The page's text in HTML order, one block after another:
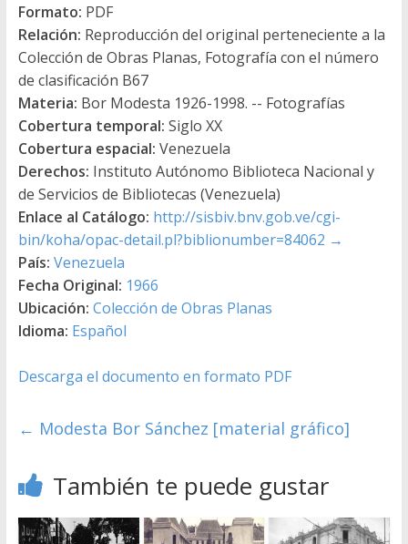
Formato: PDF
Relación: Reproducción del original perteneciente a la
Colección de Obras Planas, Fotografía con el número
de clasificación B67
Materia: Bor Modesta 1926-1998. -- Fotografías
Cobertura temporal: Siglo XX
Cobertura espacial: Venezuela
Derechos: Instituto Autónomo Biblioteca Nacional y
de Servicios de Bibliotecas (Venezuela)
Enlace al Catálogo: http://sisbiv.bnv.gob.ve/cgi-
bin/koha/opac-detail.pl?biblionumber=84062 →
País: Venezuela
Fecha Original: 1966
Ubicación: Colección de Obras Planas
Idioma: Español
Descarga el documento en formato PDF
← Modesta Bor Sánchez [material gráfico]
También te puede gustar